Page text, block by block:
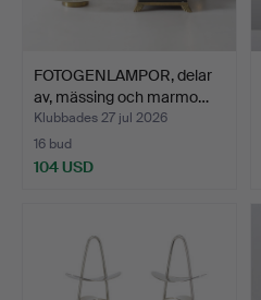
FOTOGENLAMPOR, delar
av, mässing och marmo…
Klubbades 27 jul 2026
16 bud
104 USD